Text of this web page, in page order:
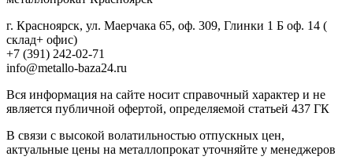
г. Красноярск, ул. Маерчака 65, оф. 309, Глинки 1 Б оф. 14 (
склад+ офис)
+7 (391) 242-02-71
info@metallo-baza24.ru
Вся информация на сайте носит справочный характер и не
является публичной офертой, определяемой статьей 437 ГК
В связи с высокой волатильностью отпускных цен,
актуальные цены на металлопрокат уточняйте у менеджеров